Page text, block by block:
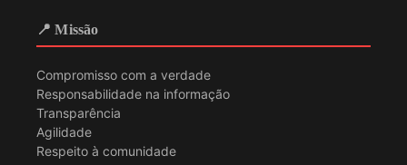
📍 Missão
Compromisso com a verdade
Responsabilidade na informação
Transparência
Agilidade
Respeito à comunidade